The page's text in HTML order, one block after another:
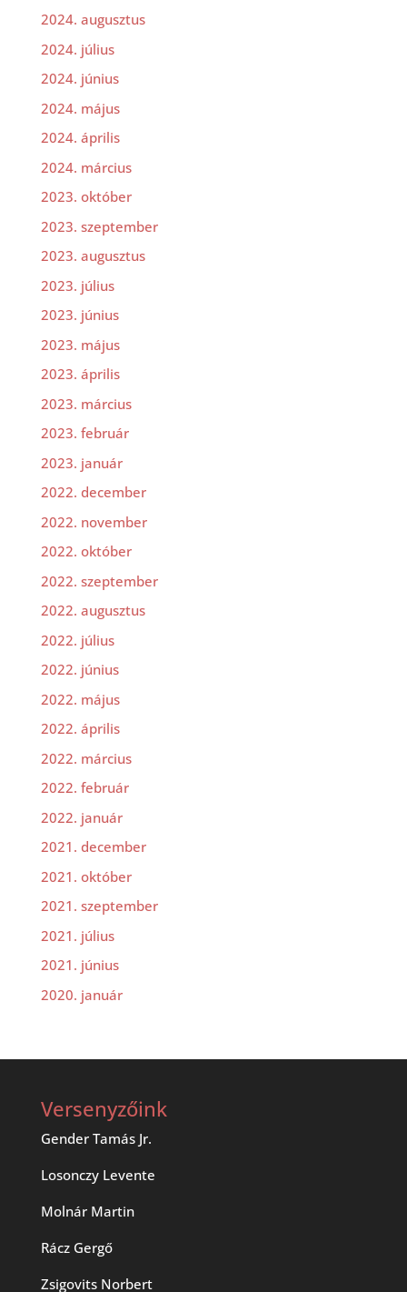
2024. augusztus
2024. július
2024. június
2024. május
2024. április
2024. március
2023. október
2023. szeptember
2023. augusztus
2023. július
2023. június
2023. május
2023. április
2023. március
2023. február
2023. január
2022. december
2022. november
2022. október
2022. szeptember
2022. augusztus
2022. július
2022. június
2022. május
2022. április
2022. március
2022. február
2022. január
2021. december
2021. október
2021. szeptember
2021. július
2021. június
2020. január
Versenyzőink
Gender Tamás Jr.
Losonczy Levente
Molnár Martin
Rácz Gergő
Zsigovits Norbert